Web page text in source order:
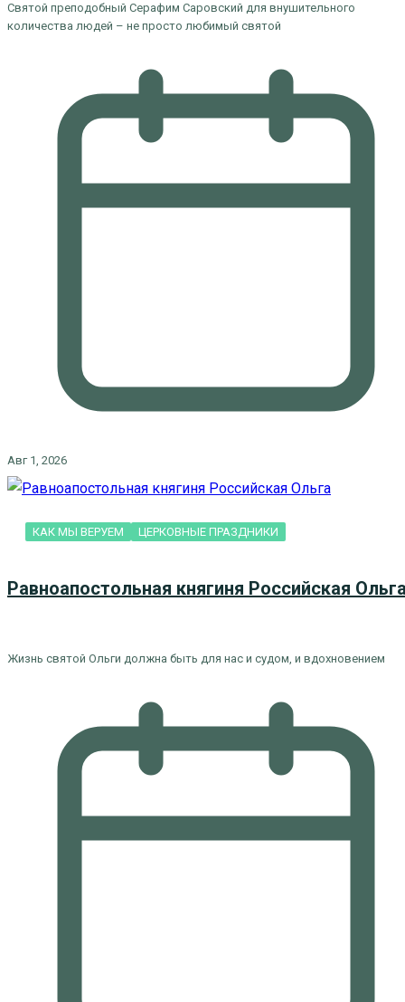
Святой преподобный Серафим Саровский для внушительного
количества людей – не просто любимый святой
Авг 1, 2026
КАК МЫ ВЕРУЕМ ЦЕРКОВНЫЕ ПРАЗДНИКИ
Равноапостольная княгиня Российская
Жизнь святой Ольги должна быть для нас и судом, и вдохновением